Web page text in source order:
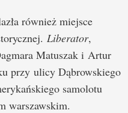
również miejsce
Liberator,
Matuszak i Artur
przy ulicy Dąbrowskiego
samolotu
warszawskim.